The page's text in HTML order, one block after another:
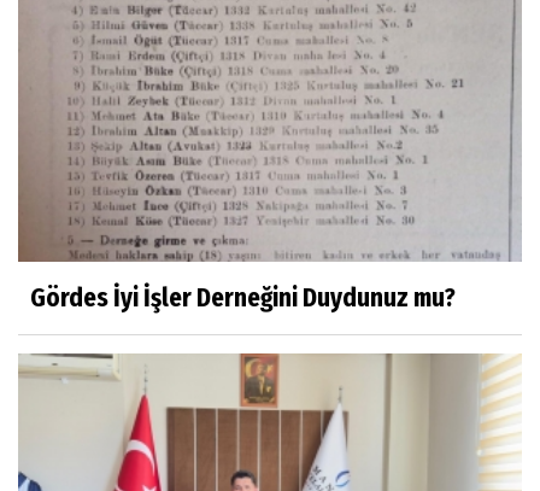
Kahramanlar
Prof.Dr.Süleyman Sami İLKER
Mühendislerin de Sanat Ruhu Olmalı
Dr.Fatih KESKİN
Millî Edebiyat, Millî Şuur, Millî Takım
Sıracettin ÇELİK
Çalıkuşu
Gördes İyi İşler Derneğini Duydunuz mu?